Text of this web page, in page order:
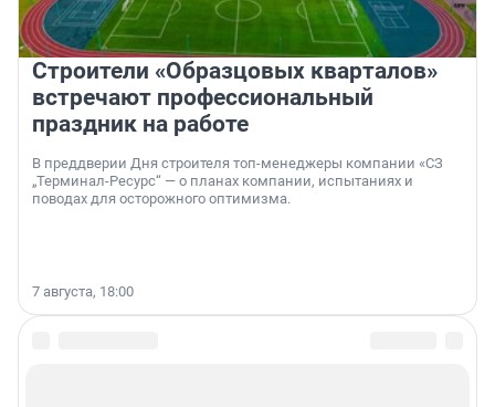
Строители «Образцовых кварталов»
встречают профессиональный
праздник на работе
В преддверии Дня строителя топ-менеджеры компании «СЗ
„Терминал-Ресурс“ — о планах компании, испытаниях и
поводах для осторожного оптимизма.
7 августа, 18:00